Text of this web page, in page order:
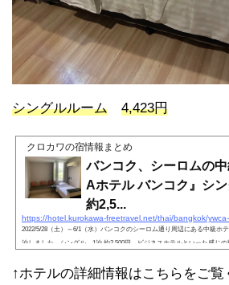
シングルルーム 4,423円
クロカワの宿情報まとめ
バンコク、シーロムの
Aホテル バンコク』シ
約2,5...
https://hotel.kurokawa-freetravel.net/thai/bangkok/
2022/5/28（土）～6/1（水）バンコクのシーロム通り周辺にある中級ホ
泊しました。シングル、1泊 約2,500円。ビジネスホテルといった感じ
↑ホテルの詳細情報はこちらをご覧